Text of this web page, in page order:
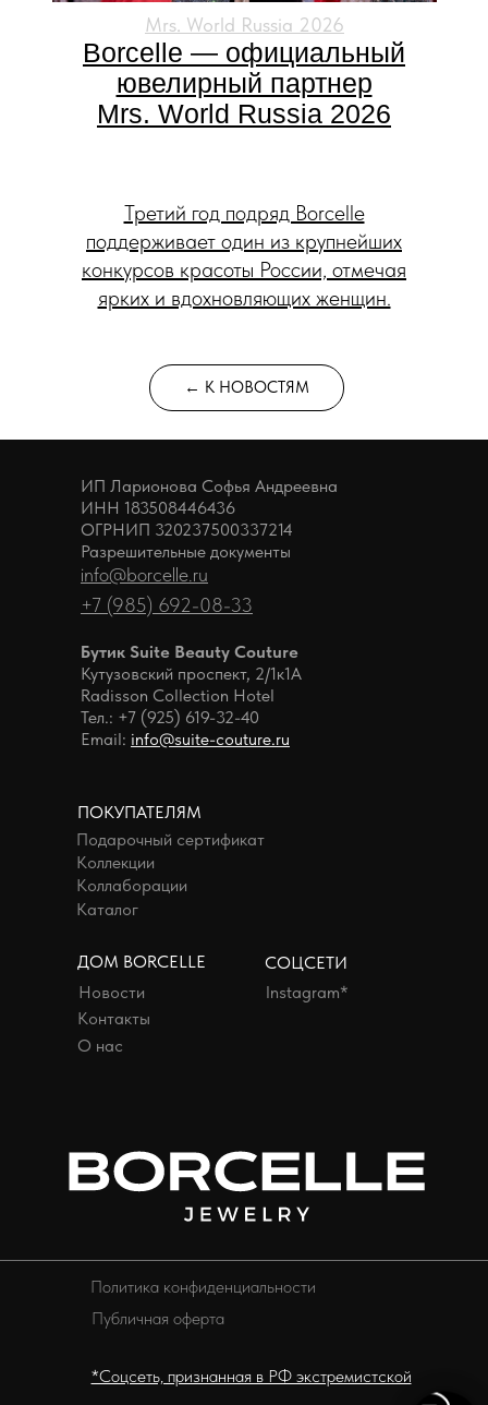
Mrs. World Russia 2026
Borcelle — официальный
ювелирный партнер
Mrs. World Russia 2026
Третий год подряд Borcelle
поддерживает один из крупнейших
конкурсов красоты России, отмечая
ярких и вдохновляющих женщин.
← К НОВОСТЯМ
+7 (985) 692-08-33
info@borcelle.ru
ПОКУПАТЕЛЯМ
Подарочный сертификат
Коллекции
Коллаборации
Каталог
О нас
Контакты
Новости
ДОМ BORCELLE
СОЦСЕТИ
Instagram*
ИП Ларионова Софья Андреевна
ИНН 183508446436
ОГРНИП 320237500337214
Разрешительные документы
Бутик Suite Beauty Couture
Кутузовский проспект, 2/1к1А
Radisson Collection Hotel
Тел.: +7 (925) 619-32-40
Email: info@suite-couture.ru
Политика конфиденциальности
Публичная оферта
*Соцсеть, признанная в РФ экстремистской